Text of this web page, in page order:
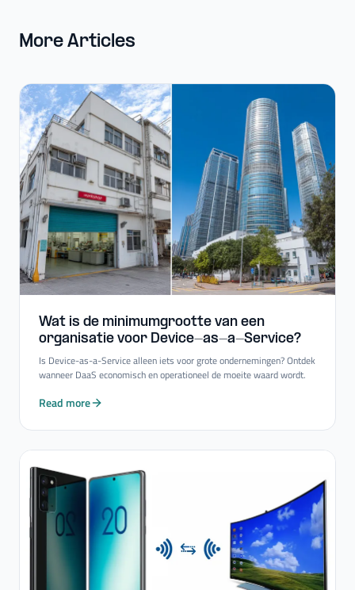
More Articles
Wat is de minimumgrootte van een
organisatie voor Device-​as-​a-​Service?
Is Device-as-a-Service alleen iets voor grote ondernemingen? Ontdek
wanneer DaaS economisch en operationeel de moeite waard wordt.
Read more